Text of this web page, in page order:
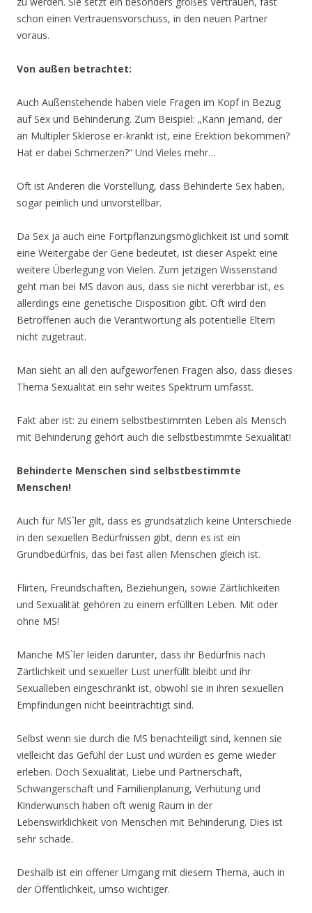
schon einen Vertrauensvorschuss, in den neuen Partner
voraus.
Von außen betrachtet:
Auch Außenstehende haben viele Fragen im Kopf in Bezug
auf Sex und Behinderung. Zum Beispiel: „Kann jemand, der
an Multipler Sklerose er-krankt ist, eine Erektion bekommen?
Hat er dabei Schmerzen?“ Und Vieles mehr…
Oft ist Anderen die Vorstellung, dass Behinderte Sex haben,
sogar peinlich und unvorstellbar.
Da Sex ja auch eine Fortpflanzungsmöglichkeit ist und somit
eine Weitergabe der Gene bedeutet, ist dieser Aspekt eine
weitere Überlegung von Vielen. Zum jetzigen Wissenstand
geht man bei MS davon aus, dass sie nicht vererbbar ist, es
allerdings eine genetische Disposition gibt. Oft wird den
Betroffenen auch die Verantwortung als potentielle Eltern
nicht zugetraut.
Man sieht an all den aufgeworfenen Fragen also, dass dieses
Thema Sexualität ein sehr weites Spektrum umfasst.
Fakt aber ist: zu einem selbstbestimmten Leben als Mensch
mit Behinderung gehört auch die selbstbestimmte Sexualität!
Behinderte Menschen sind selbstbestimmte
Menschen!
Auch für MS`ler gilt, dass es grundsätzlich keine Unterschiede
in den sexuellen Bedürfnissen gibt, denn es ist ein
Grundbedürfnis, das bei fast allen Menschen gleich ist.
Flirten, Freundschaften, Beziehungen, sowie Zärtlichkeiten
und Sexualität gehören zu einem erfüllten Leben. Mit oder
ohne MS!
Manche MS`ler leiden darunter, dass ihr Bedürfnis nach
Zärtlichkeit und sexueller Lust unerfüllt bleibt und ihr
Sexualleben eingeschränkt ist, obwohl sie in ihren sexuellen
Empfindungen nicht beeinträchtigt sind.
Selbst wenn sie durch die MS benachteiligt sind, kennen sie
vielleicht das Gefühl der Lust und würden es gerne wieder
erleben. Doch Sexualität, Liebe und Partnerschaft,
Schwangerschaft und Familienplanung, Verhütung und
Kinderwunsch haben oft wenig Raum in der
Lebenswirklichkeit von Menschen mit Behinderung. Dies ist
sehr schade.
Deshalb ist ein offener Umgang mit diesem Thema, auch in
der Öffentlichkeit, umso wichtiger.